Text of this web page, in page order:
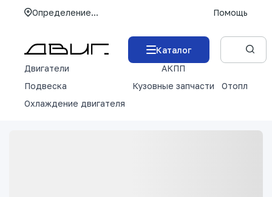
Определение... Помощь
Каталог
Двигатели
АКПП
Подвеска
Кузовные запчасти
Отопление
Охлаждение двигателя